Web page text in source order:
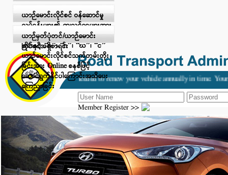
ယာဉ်မောင်းလိုင်စင် ဝန်ဆောင်မှု
လုပ်ငန်းများ၏ ကျသင့်ငွေများအား
Digital Payment ဖြင့် ငွေပေးချေ
ခြင်းနှင့် “ခ”၊ “ဂ”၊ “ဃ”၊ “င”
ယာဉ်မောင်းလိုင်စင်သက်တမ်းတိုး
ခြင်းအား Online စနစ်ဖြင့်
ဆောင်ရွက်နိုင်ပါကြောင်းအသိပေး
ကြေညာခြင်း
ယာဉ်မှတ်ပုံတင်/ယာဉ်မောင်း
လိုင်စင်အရှိစာရင်း
It is needed to renew your vehicle annually in time. Your
Member Register >>